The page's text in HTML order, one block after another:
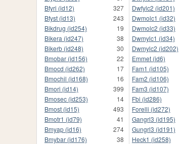
Bfyri (id12)
327
Bfyst (id13)
243
Bikdrug (id254)
19
Bikera (id247)
38
Bikerb (id248)
30
Bmobar (id156)
22
Bmocd (id262)
17
Bmochil (id168)
16
Bmori (id14)
399
Bmosec (id253)
14
Bmost (id15)
493
Bmotr1 (id79)
41
Bmyap (id16)
274
Bmybar (id176)
38
Dwfylc2 (id201)
Dwmolc1 (id32)
Dwmolc2 (id33)
Dwmylc1 (id34)
Dwmylc2 (id202)
Emmet (id6)
Fam1 (id105)
Fam2 (id106)
Fam3 (id107)
Fbi (id286)
Forelli (id272)
Gangrl3 (id195)
Gungrl3 (id191)
Heck1 (id258)